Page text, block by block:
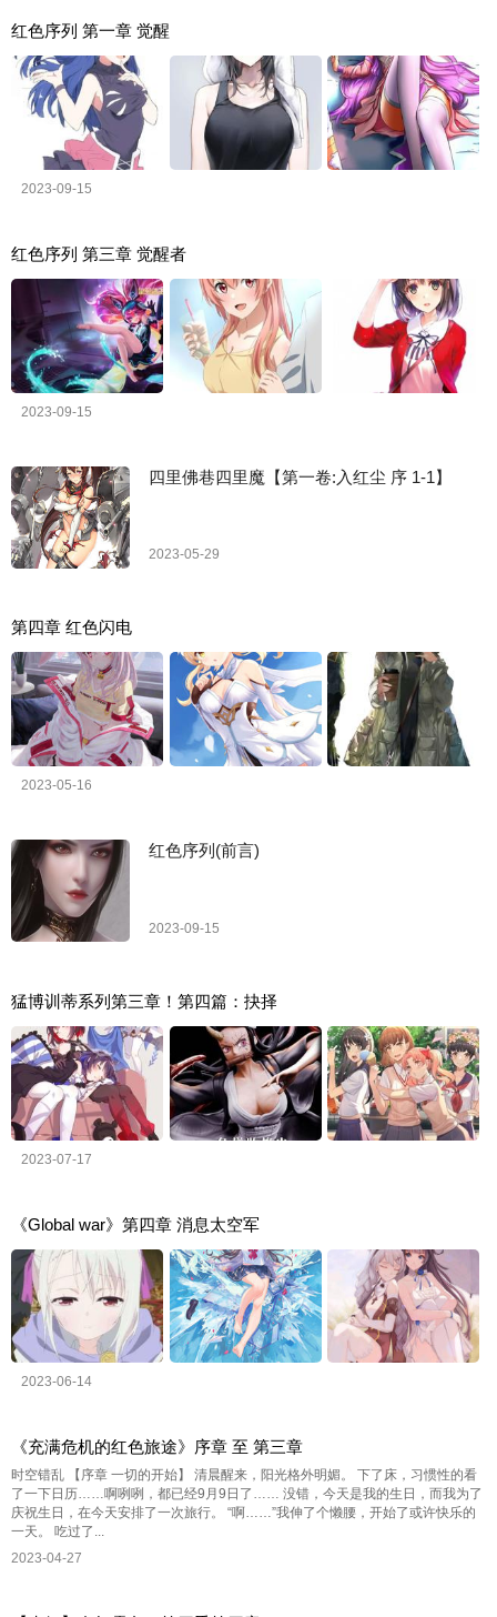
红色序列 第一章 觉醒
2023-09-15
红色序列 第三章 觉醒者
2023-09-15
四里佛巷四里魔【第一卷:入红尘 序 1-1】
2023-05-29
第四章 红色闪电
2023-05-16
红色序列(前言)
2023-09-15
猛博训蒂系列第三章！第四篇：抉择
2023-07-17
《Global war》第四章 消息太空军
2023-06-14
《充满危机的红色旅途》序章 至 第三章
时空错乱 【序章 一切的开始】 清晨醒来，阳光格外明媚。 下了床，习惯性的看
了一下日历……啊咧咧，都已经9月9日了…… 没错，今天是我的生日，而我为了
庆祝生日，在今天安排了一次旅行。 “啊……”我伸了个懒腰，开始了或许快乐的
一天。 吃过了...
2023-04-27